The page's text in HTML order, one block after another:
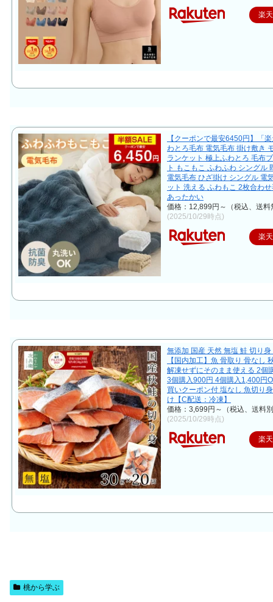
楽
【クーポンで最安6450円】「
わとろ毛布 電気毛布 掛け敷き
ランケット 極上ふわとろ 毛布
ト もこもこ ふわふわ シングル
電気毛布 ひざ掛け シングル 電
ット 洗える ふわもこ 2枚合わ
あったかい
価格：12,899円～（税込、送料
(2025/10/29時点)
楽
無添加 国産 天然 無塩 鮭 切り
【国内加工】魚 骨取り 骨なし
解凍せずにそのまま使える 2個
3個購入900円 4個購入1,400円
買いクーポン付 塩なし 魚切り
け【C配送：冷凍】
価格：3,699円～（税込、送料
(2025/10/29時点)
楽
桃から学ぶ